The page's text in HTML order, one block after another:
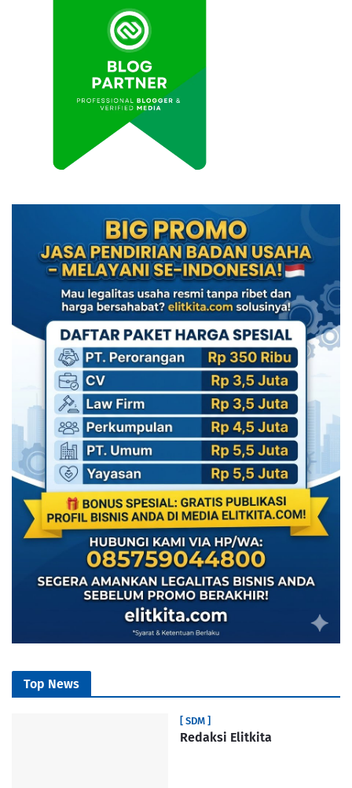
Top News
[ SDM ]
Redaksi Elitkita